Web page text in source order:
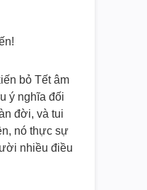
bỏ Tết âm
ý nghĩa đối
đời, và tui
nó thực sự
nhiều điều